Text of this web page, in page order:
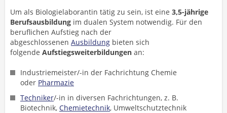
Um als Biologielaborantin tätig zu sein, ist eine 3,5-jährige
Berufsausbildung im dualen System notwendig. Für den
beruflichen Aufstieg nach der
abgeschlossenen Ausbildung bieten sich
folgende Aufstiegsweiterbildungen an:
Industriemeister/-in der Fachrichtung Chemie
oder Pharmazie
Techniker/-in in diversen Fachrichtungen, z. B.
Biotechnik, Chemietechnik, Umweltschutztechnik